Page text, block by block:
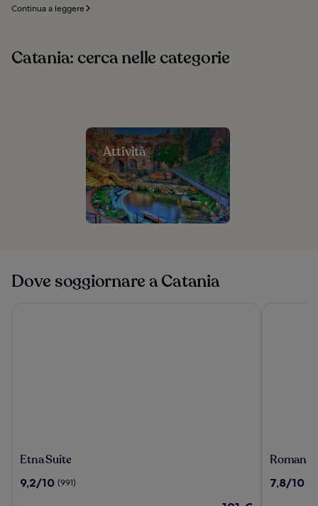
Continua a leggere
Catania: cerca nelle categorie
Attività
Dove soggiornare a Catania
Etna
Etna Suite
9.2
9,2/10 (991)
Romano
Luxury
Romano
7.8
7,8/10